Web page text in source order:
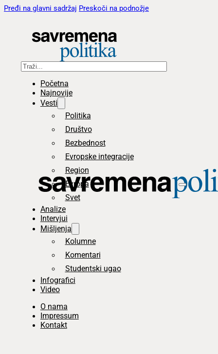
Pređi na glavni sadržaj Preskoči na podnožje
Pretraga
Početna
Najnovije
Vesti
Politika
Društvo
Bezbednost
Evropske integracije
Region
Evropa
Svet
Analize
Intervjui
Mišljenja
Kolumne
Komentari
Studentski ugao
Infografici
Video
O nama
Impressum
Kontakt